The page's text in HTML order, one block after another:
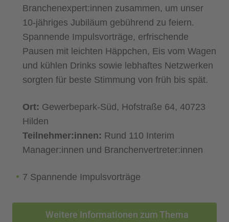
Branchenexpert:innen zusammen, um unser
10‑jähriges Jubiläum gebührend zu feiern.
Spannende Impulsvorträge, erfrischende
Pausen mit leichten Häppchen, Eis vom Wagen
und kühlen Drinks sowie lebhaftes Netzwerken
sorgten für beste Stimmung von früh bis spät.
Ort: Gewerbepark‑Süd, Hofstraße 64, 40723
Hilden
Teilnehmer:innen: Rund 110 Interim
Manager:innen und Branchenvertreter:innen
7 Spannende Impulsvorträge
Weitere Informationen zum Thema